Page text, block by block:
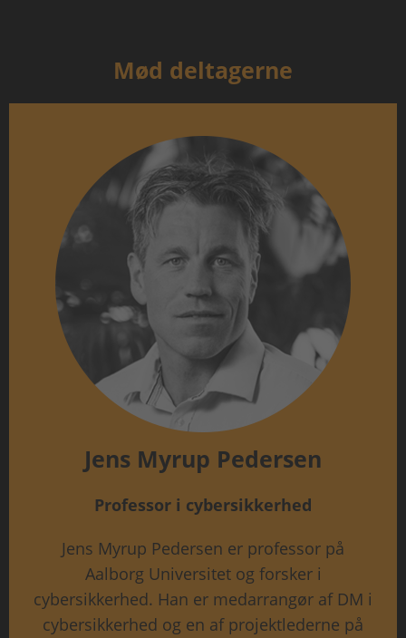
Mød deltagerne
Jens Myrup Pedersen
Professor i cybersikkerhed
Jens Myrup Pedersen er professor på
Aalborg Universitet og forsker i
cybersikkerhed. Han er medarrangør af DM i
cybersikkerhed og en af projektlederne på